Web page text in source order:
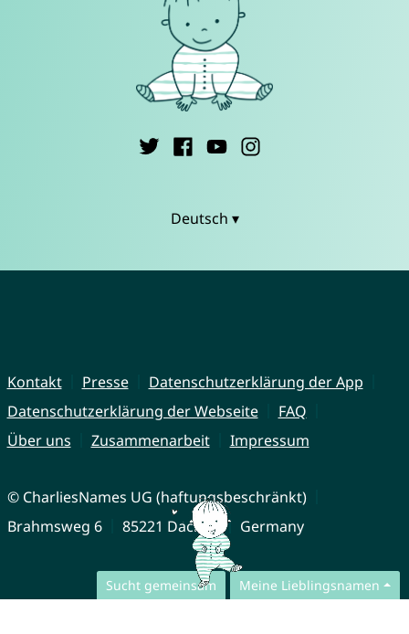
Sucht gemeinsam Meine Lieblingsnamen
Deutsch ▾
Kontakt Presse
Datenschutzerklärung der App
Datenschutzerklärung der Webseite
FAQ
Über uns
Zusammenarbeit Impressum
© CharliesNames UG (haftungsbeschränkt)
Brahmsweg 6
85221 Dachau Germany